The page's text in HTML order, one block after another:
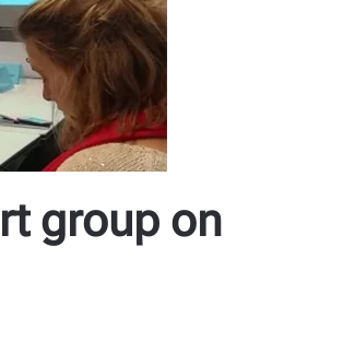
group on